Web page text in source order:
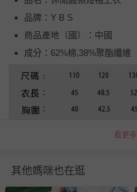
品牌：Y B S
商品產地（國）：中國
成分：62%棉,38%聚酯纖維
看更多
其他媽咪也在逛